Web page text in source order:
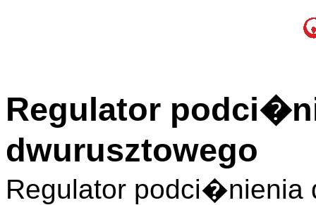
Regulator
dwurusztowego
Regulator podci�nienia